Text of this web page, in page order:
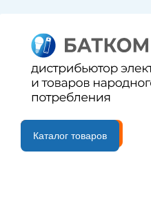
B2B портал
Каталог товаров